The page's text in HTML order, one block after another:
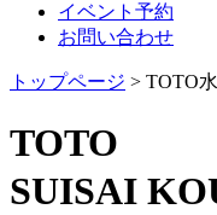
イベント予約
お問い合わせ
トップページ > TOTO
TOTO
SUISAI